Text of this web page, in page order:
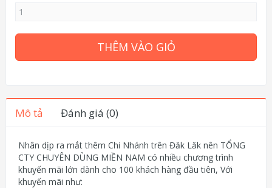
THÊM VÀO GIỎ
Mô tả Đánh giá (0)
Nhân dịp ra mắt thêm Chi Nhánh trên Đăk Lăk nên TỔNG
CTY CHUYÊN DÙNG MIỀN NAM có nhiều chương trình
khuyến mãi lớn dành cho 100 khách hàng đầu tiên, Với
khuyến mãi như: